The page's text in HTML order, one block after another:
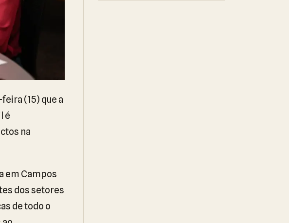
(15) que a
é
na
em Campos
dos setores
de todo o